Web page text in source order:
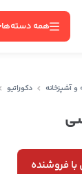
همه دسته‌ها
و آشپزخانه دکوراتیو
فروشنده